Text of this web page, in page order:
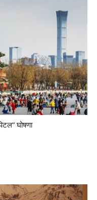
घोषणा